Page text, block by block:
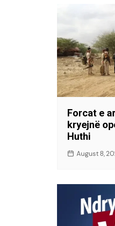
Forcat e
kryejnë
Huthi
August 8,